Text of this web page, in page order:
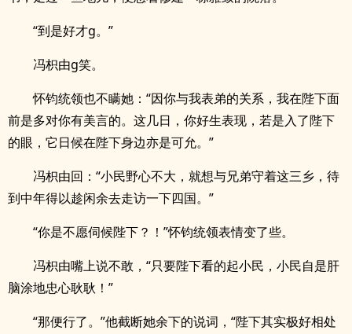
“到是好才g。”
冯枳由g笑。
怀钧统领也不瞒她：“因你与我表弟的关系，我在陛下面
前是多对你有美言的。这几日，你好生表现，若是入了陛下
的眼，它日候在陛下身边亦是可允。”
冯枳由回：“小民野心不大，就想与兄弟守着这三乡，待
到中年得以趁闲余去走访一下四国。”
“你是不愿伺候陛下？！”怀钧统领表情变了些。
冯枳由嘴上说不敢，“只要陛下看的起小民，小民自是肝
脑涂地忠心耿耿！”
“那便行了。”他截断她余下的说词，“陛下其实极好相处